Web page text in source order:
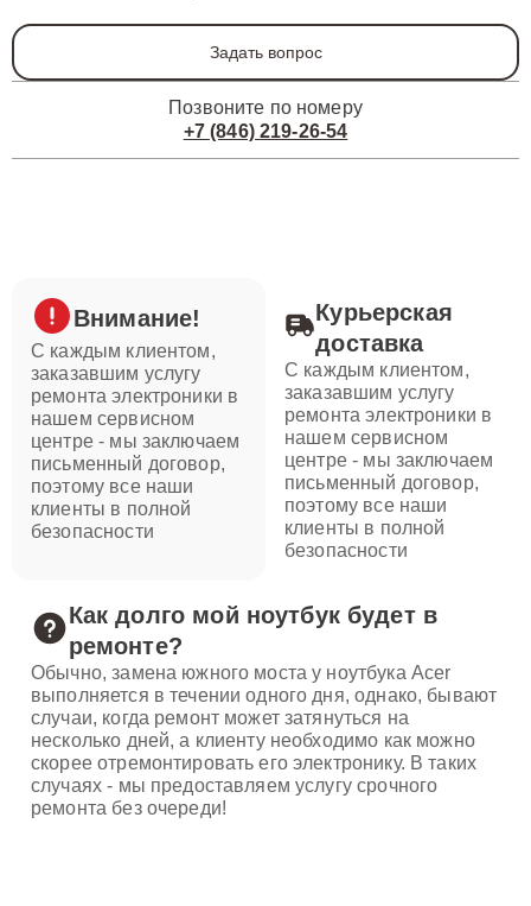
Задать вопрос
Позвоните по номеру
+7 (846) 219-26-54
Внимание!
С каждым клиентом,
заказавшим услугу
ремонта электроники в
нашем сервисном
центре - мы заключаем
письменный договор,
поэтому все наши
клиенты в полной
безопасности
Курьерская
доставка
С каждым клиентом,
заказавшим услугу
ремонта электроники в
нашем сервисном
центре - мы заключаем
письменный договор,
поэтому все наши
клиенты в полной
безопасности
Как долго мой ноутбук будет в
ремонте?
Обычно, замена южного моста у ноутбука Acer
выполняется в течении одного дня, однако, бывают
случаи, когда ремонт может затянуться на
несколько дней, а клиенту необходимо как можно
скорее отремонтировать его электронику. В таких
случаях - мы предоставляем услугу срочного
ремонта без очереди!